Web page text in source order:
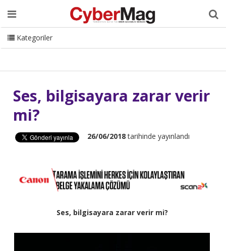
Ana Sayfa Hakkımızda Dergi Editörden
Danışmanlık
ISC Turkey Sizden Gelenler
İletişim
CyberMag Logo
Kategoriler
Ses, bilgisayara zarar verir
mi?
26/06/2018tarihinde yayınlandı
Ses, bilgisayara zarar verir mi?